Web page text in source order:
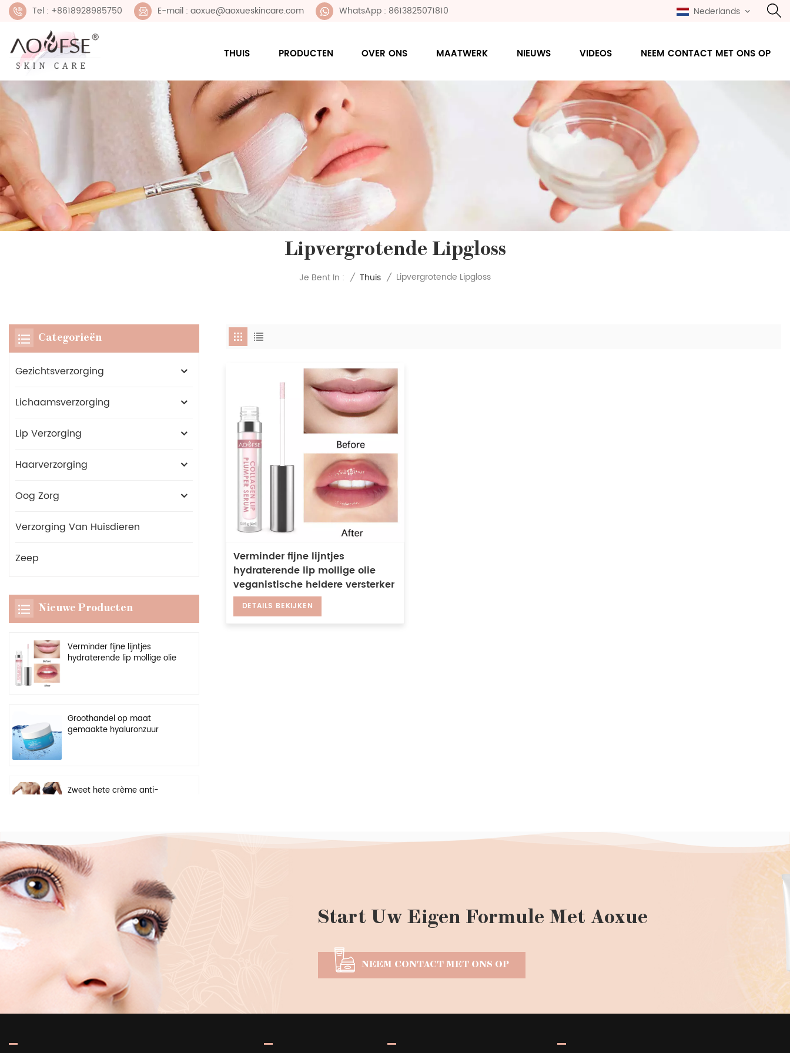
Tel : +8618928985750 E-mail : aoxue@aoxueskincare.com WhatsApp : 8613825071810 Nederlands
THUIS PRODUCTEN OVER ONS MAATWERK NIEUWS VIDEOS NEEM CONTACT MET ONS OP
Lipvergrotende Lipgloss
Je Bent In : / Thuis / Lipvergrotende Lipgloss
Verminder fijne lijntjes
hydraterende lip mollige olie
veganistische heldere versterker
vollere lipgloss
DETAILS BEKIJKEN
Categorieën
Gezichtsverzorging
Lichaamsverzorging
Lip Verzorging
Haarverzorging
Oog Zorg
Verzorging Van Huisdieren
Zeep
Nieuwe Producten
Verminder fijne lijntjes
hydraterende lip mollige olie
Groothandel op maat
gemaakte hyaluronzuur
Zweet hete crème anti-
Natuurlijke
kruidenveiligheidsingrediënten
verhelderende crème
gezicht onderarm body
whitening cream
Private label diep
huidverzorging puur
hyaluronzuur 2 b5 serum
voor gezicht
Start Uw Eigen Formule Met Aoxue
NEEM CONTACT MET ONS OP